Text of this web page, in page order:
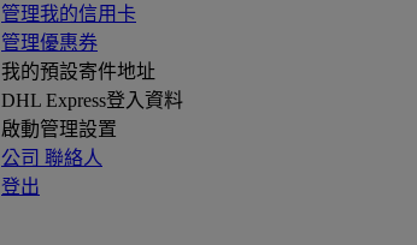
管理我的信用卡
管理優惠券
我的預設寄件地址
DHL Express登入資料
啟動管理設置
公司 聯絡人
登出